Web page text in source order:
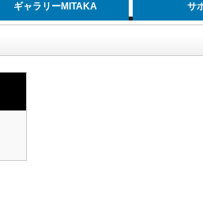
ギャラリーMITAKA サ